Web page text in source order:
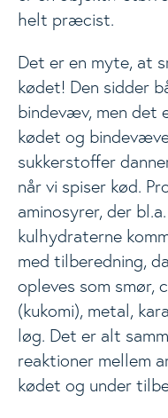
helt præcist.
Det er en myte, at
kødet! Den sidder
bindevæv, men det
kødet og
sukkerstoffer
når vi spiser kød.
aminosyrer, der
kulhydraterne
med tilberedning,
opleves som smør,
(kukomi), metal,
løg. Det er alt
reaktioner mellem
kødet og under